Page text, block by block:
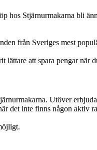
hos Stjärnurmakarna bli
från Sveriges mest
att spara pengar när
Utöver
det inte finns någon aktiv